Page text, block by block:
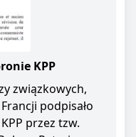
KPP
związkowych,
podpisało
przez tzw.